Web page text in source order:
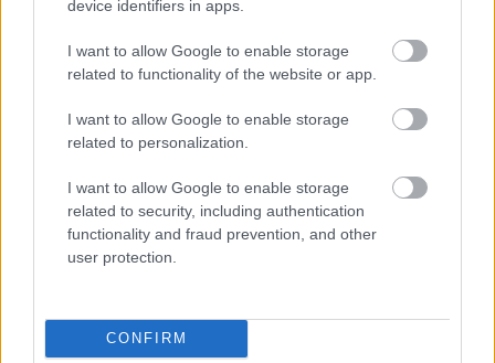
device identifiers in apps.
I want to allow Google to enable storage
related to functionality of the website or app.
I want to allow Google to enable storage
related to personalization.
I want to allow Google to enable storage
related to security, including authentication
functionality and fraud prevention, and other
user protection.
CONFIRM
„Hálás vagyok, mert Oliver [Hughes], aki a Red
Bullt vezeti, és GP (Gianpiero Lambiase,
Verstappen versenyérnöke), valamint Laurent
kértek. Szerintem ez is mutatja, hogy a
versenytársainkban van tartás” – jelentette ki